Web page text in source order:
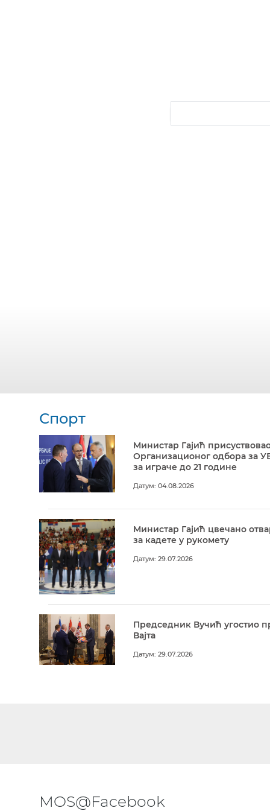
Спорт
Министар Гајић
Организационог одбора за
за играче до 21 године
Датум: 04.08.2026
Министар Гајић цвечано
за кадете у рукомету
Датум: 29.07.2026
Председник Вучић угостио
Вајта
Датум: 29.07.2026
MOS@Facebook